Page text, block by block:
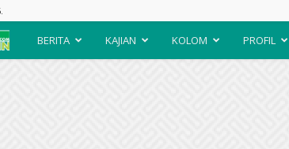
Suara
BERITA KAJIAN KOLOM PROFIL